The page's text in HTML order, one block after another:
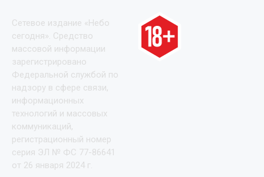
Сетевое издание «Небо
сегодня». Средство
массовой информации
зарегистрировано
Федеральной службой по
надзору в сфере связи,
информационных
технологий и массовых
коммуникаций,
регистрационный номер
серия ЭЛ № ФС 77-86641
от 26 января 2024 г.